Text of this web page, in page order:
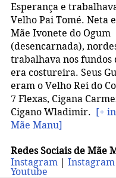
Esperança e
Velho Pai Tomé. Neta
Mãe Ivonete do Ogum
(desencarnada),
trabalhava nos fundos
era costureira. Seus
eram o Velho Rei do
7 Flexas, Cigana
Cigano Wladimir. [+
Mãe Manu]
Redes Sociais de Mãe
Instagram | Instagram
Youtube